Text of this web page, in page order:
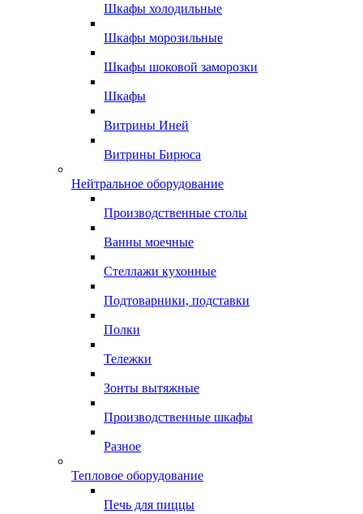
Шкафы холодильные
Шкафы морозильные
Шкафы шоковой заморозки
Шкафы
Витрины Иней
Витрины Бирюса
Нейтральное оборудование
Производственные столы
Ванны моечные
Стеллажи кухонные
Подтоварники, подставки
Полки
Тележки
Зонты вытяжные
Производственные шкафы
Разное
Тепловое оборудование
Печь для пиццы